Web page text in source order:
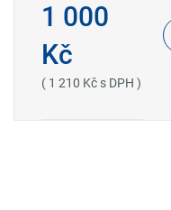
1 000
Kč
( 1 210 Kč s DPH )